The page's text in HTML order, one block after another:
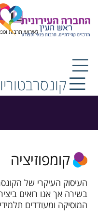
לאירועי תרבות
קומפוזיציה
העיסוק העיקרי של
בשירה אך אנו רואים
המוסיקה ומעודדים